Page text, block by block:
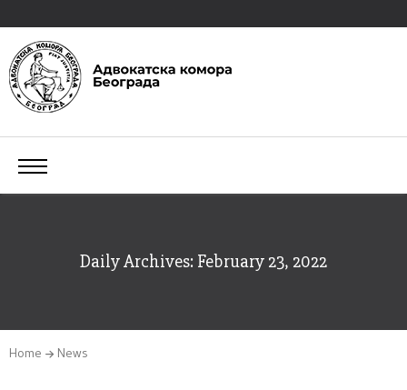
Daily Archives: February 23, 2022
Home News